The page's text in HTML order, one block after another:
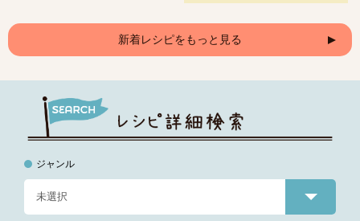
新着レシピをもっと見る
ジャンル